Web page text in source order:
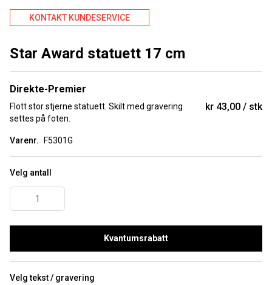
KONTAKT KUNDESERVICE
Star Award statuett 17 cm
Direkte-Premier
Flott stor stjerne statuett. Skilt med gravering
settes på foten.
Varenr. F5301G
kr 43,00 stk
Velg antall
Kvantumsrabatt
Velg tekst / gravering